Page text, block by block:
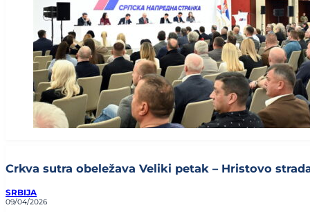
Crkva sutra obeležava Veliki petak – Hristovo
SRBIJA
09/04/2026